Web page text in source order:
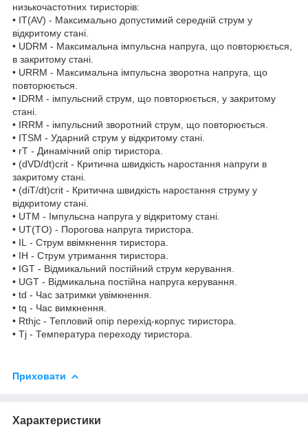
низькочастотних тиристорів:
• IT(AV) - Максимально допустимий середній струм у
відкритому стані.
• UDRM - Максимальна імпульсна напруга, що повторюється,
в закритому стані.
• URRM - Максимальна імпульсна зворотна напруга, що
повторюється.
• IDRM - імпульсний струм, що повторюється, у закритому
стані.
• IRRM - імпульсний зворотний струм, що повторюється.
• ITSM - Ударний струм у відкритому стані.
• rT - Динамічний опір тиристора.
• (dVD/dt)crit - Критична швидкість наростання напруги в
закритому стані.
• (diT/dt)crit - Критична швидкість наростання струму у
відкритому стані.
• UTM - Імпульсна напруга у відкритому стані.
• UT(TO) - Порогова напруга тиристора.
• IL - Струм ввімкнення тиристора.
• IH - Струм утримання тиристора.
• IGT - Відмикальний постійний струм керування.
• UGT - Відмикальна постійна напруга керування.
• td - Час затримки увімкнення.
• tq - Час вимкнення.
• Rthjc - Тепловий опір перехід-корпус тиристора.
• Tj - Температура переходу тиристора.
Приховати
Характеристики